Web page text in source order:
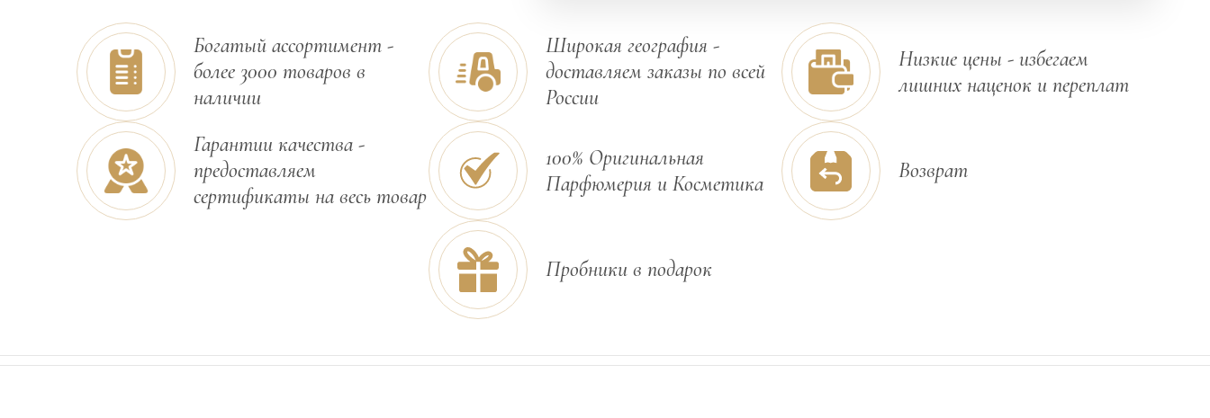
Богатый ассортимент -
более 3000 товаров в
наличии
Широкая география -
доставляем заказы по всей
России
Низкие цены - избегаем
лишних наценок и переплат
Гарантии качества -
предоставляем
сертификаты на весь товар
100% Оригинальная
Парфюмерия и Косметика
Возврат
Пробники в подарок